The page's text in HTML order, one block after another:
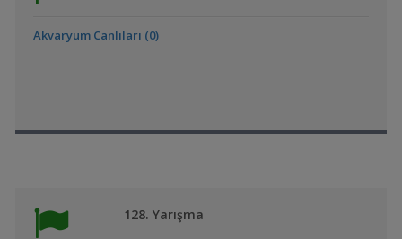
Akvaryum Canlıları (0)
128. Yarışma